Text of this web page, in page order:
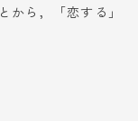
から，「恋する」